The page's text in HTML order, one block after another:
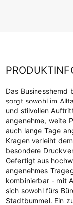
Das Businesshemd
sorgt sowohl im
und stilvollen
angenehme, weite
auch lange Tage
Kragen verleiht
besondere
Gefertigt aus
angenehmes
kombinierbar - mit
sich sowohl fürs
Stadtbummel. Ein